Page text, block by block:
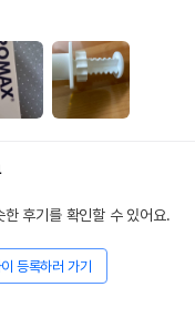
한 후기를 확인할 수 있어요.
등록하러 가기